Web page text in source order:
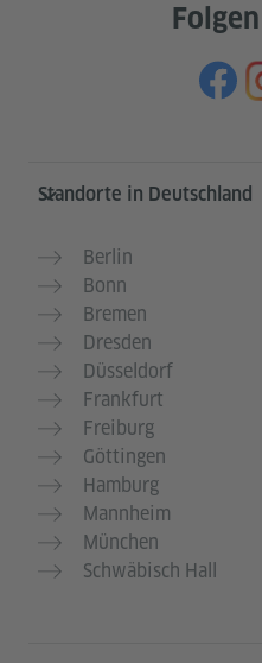
Service- und
Standorte in Deutschland
Berlin
Bonn
Bremen
Dresden
Düsseldorf
Frankfurt
Freiburg
Göttingen
Hamburg
Mannheim
München
Schwäbisch Hall